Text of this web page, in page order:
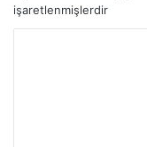
işaretlenmişlerdir